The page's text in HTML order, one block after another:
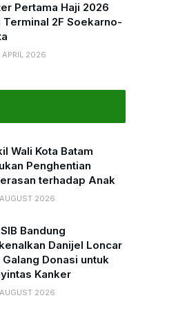
Pertama Haji 2026
Terminal 2F Soekarno-
APRIL 2026
Wali Kota Batam
Penghentian
terhadap Anak
2026
Bandung
Danijel Loncar
Galang Donasi untuk
Kanker
2026